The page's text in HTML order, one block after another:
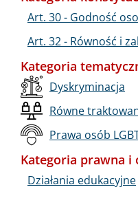
Art. 30 - Godność
Art. 32 - Równość i
Kategoria
Dyskryminacja
Równe
Prawa osób
Kategoria prawna i
Działania edukacyjne